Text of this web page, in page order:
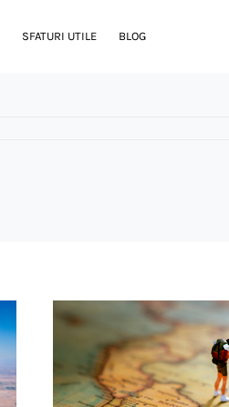
SFATURI UTILE BLOG